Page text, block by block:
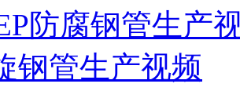
防腐钢管生产
钢管生产视频